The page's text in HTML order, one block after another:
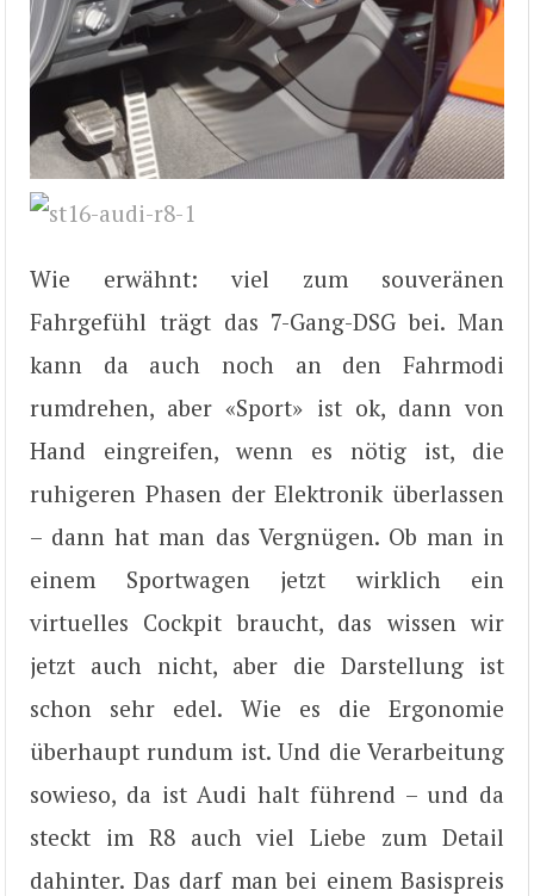
Wie erwähnt: viel zum souveränen
Fahrgefühl trägt das 7-Gang-DSG bei. Man
kann da auch noch an den Fahrmodi
rumdrehen, aber «Sport» ist ok, dann von
Hand eingreifen, wenn es nötig ist, die
ruhigeren Phasen der Elektronik überlassen
– dann hat man das Vergnügen. Ob man in
einem Sportwagen jetzt wirklich ein
virtuelles Cockpit braucht, das wissen wir
jetzt auch nicht, aber die Darstellung ist
schon sehr edel. Wie es die Ergonomie
überhaupt rundum ist. Und die Verarbeitung
sowieso, da ist Audi halt führend – und da
steckt im R8 auch viel Liebe zum Detail
dahinter. Das darf man bei einem Basispreis